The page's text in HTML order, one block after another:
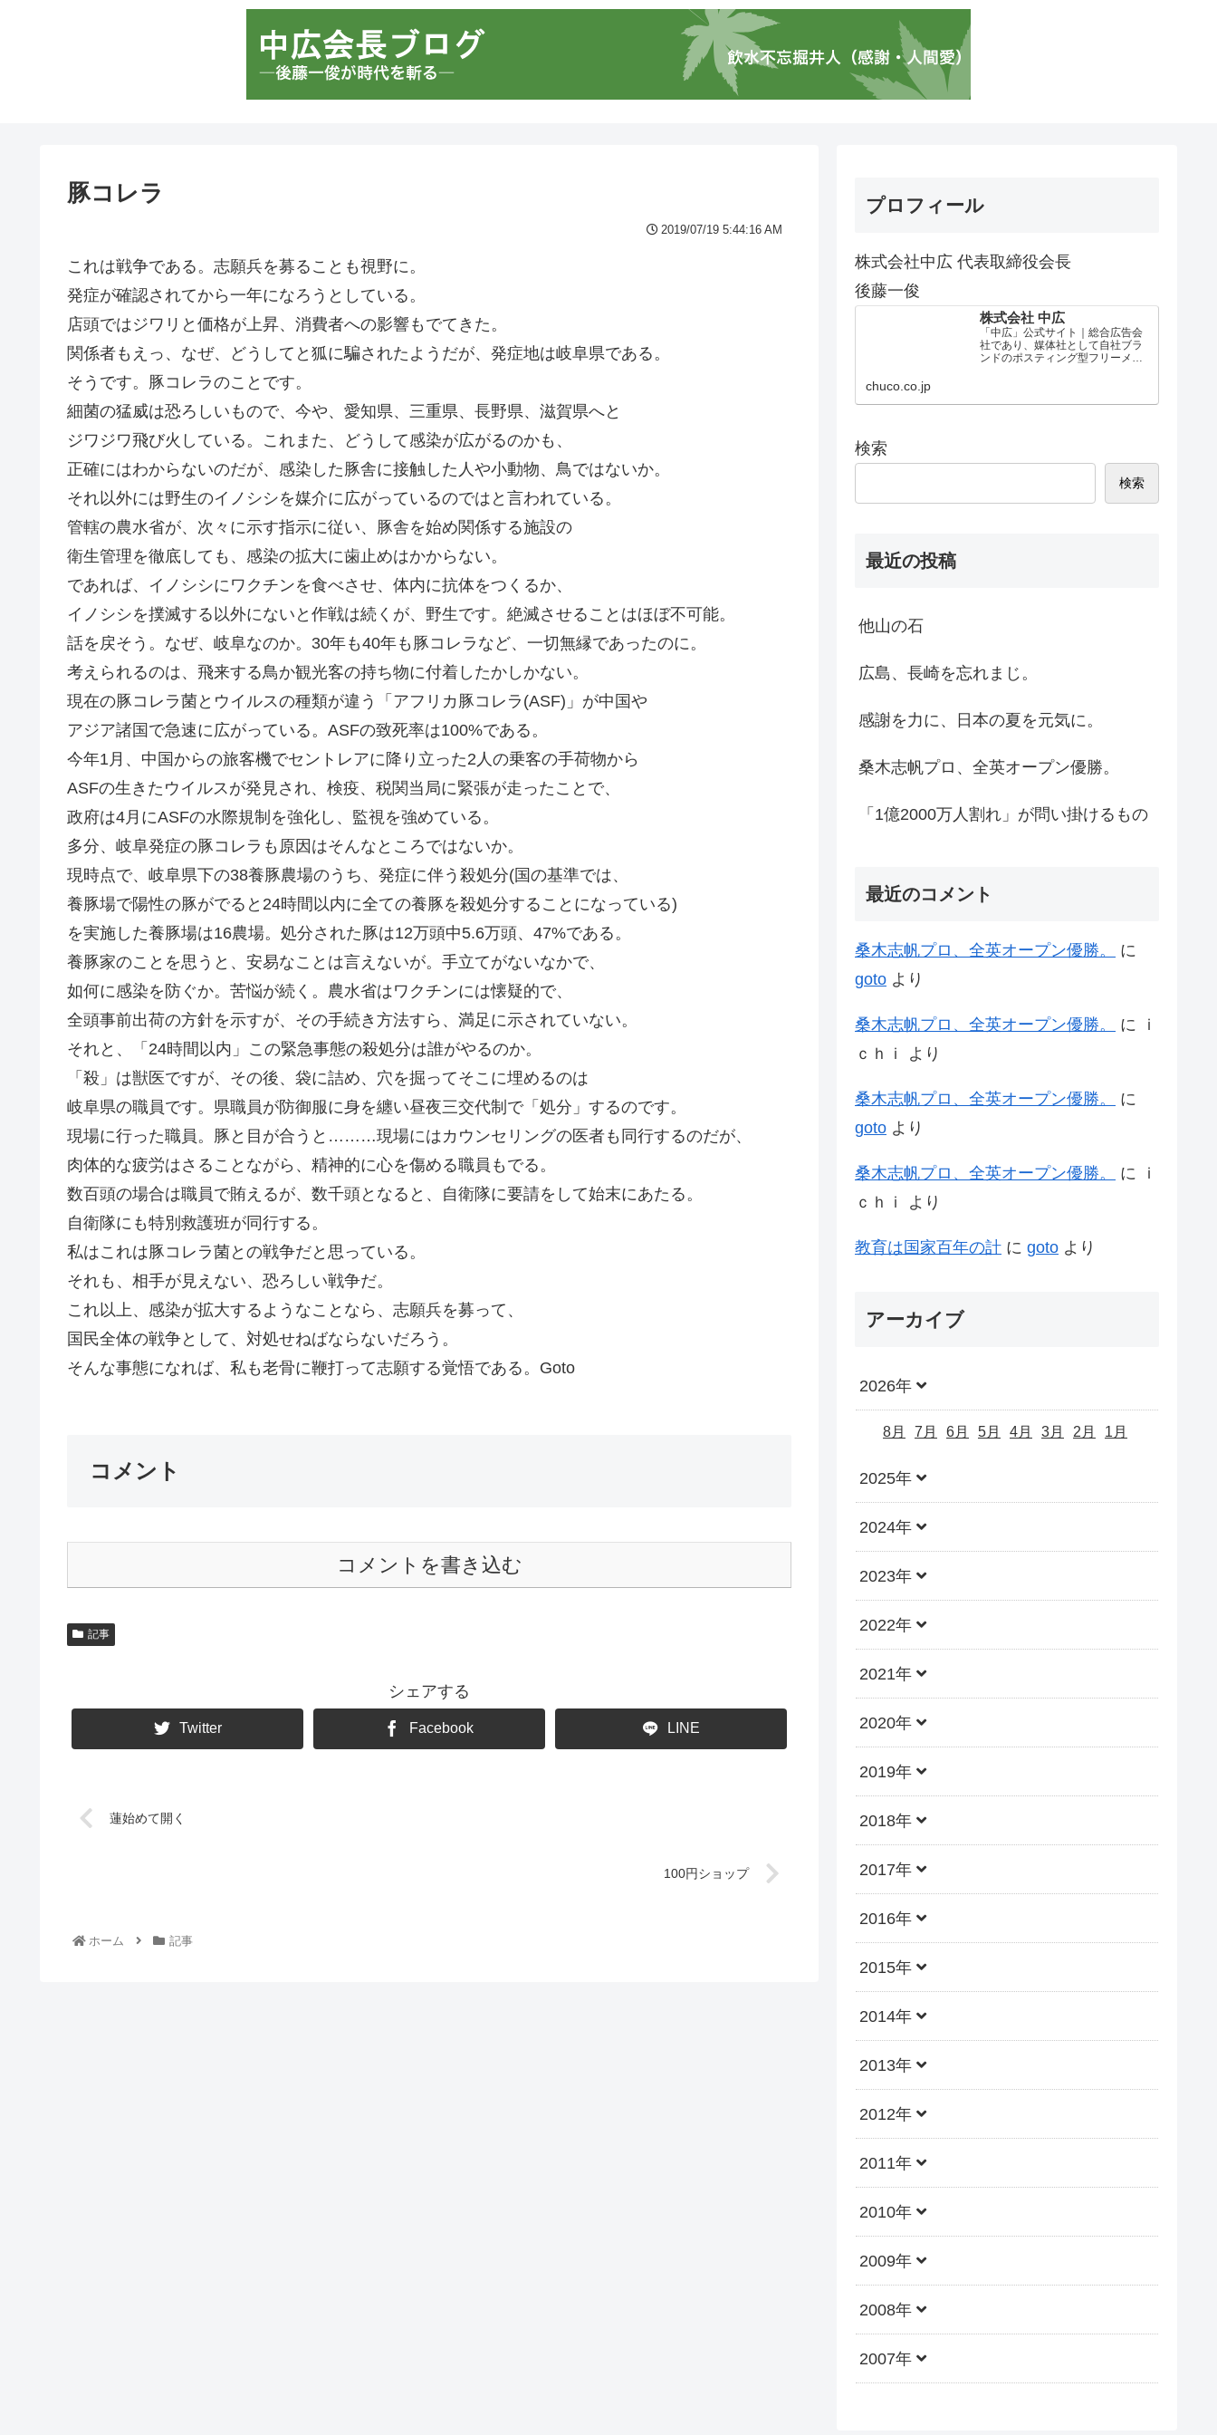
豚コレラ
2019/07/19 5:44:16 AM
これは戦争である。志願兵を募ることも視野に。
発症が確認されてから一年になろうとしている。
店頭ではジワリと価格が上昇、消費者への影響もでてきた。
関係者もえっ、なぜ、どうしてと狐に騙されたようだが、発症地は岐阜県である。
そうです。豚コレラのことです。
細菌の猛威は恐ろしいもので、今や、愛知県、三重県、長野県、滋賀県へと
ジワジワ飛び火している。これまた、どうして感染が広がるのかも、
正確にはわからないのだが、感染した豚舎に接触した人や小動物、鳥ではないか。
それ以外には野生のイノシシを媒介に広がっているのではと言われている。
管轄の農水省が、次々に示す指示に従い、豚舎を始め関係する施設の
衛生管理を徹底しても、感染の拡大に歯止めはかからない。
であれば、イノシシにワクチンを食べさせ、体内に抗体をつくるか、
イノシシを撲滅する以外にないと作戦は続くが、野生です。絶滅させることはほぼ不可能。
話を戻そう。なぜ、岐阜なのか。30年も40年も豚コレラなど、一切無縁であったのに。
考えられるのは、飛来する鳥か観光客の持ち物に付着したかしかない。
現在の豚コレラ菌とウイルスの種類が違う「アフリカ豚コレラ(ASF)」が中国や
アジア諸国で急速に広がっている。ASFの致死率は100%である。
今年1月、中国からの旅客機でセントレアに降り立った2人の乗客の手荷物から
ASFの生きたウイルスが発見され、検疫、税関当局に緊張が走ったことで、
政府は4月にASFの水際規制を強化し、監視を強めている。
多分、岐阜発症の豚コレラも原因はそんなところではないか。
現時点で、岐阜県下の38養豚農場のうち、発症に伴う殺処分(国の基準では、
養豚場で陽性の豚がでると24時間以内に全ての養豚を殺処分することになっている)
を実施した養豚場は16農場。処分された豚は12万頭中5.6万頭、47%である。
養豚家のことを思うと、安易なことは言えないが。手立てがないなかで、
如何に感染を防ぐか。苦悩が続く。農水省はワクチンには懐疑的で、
全頭事前出荷の方針を示すが、その手続き方法すら、満足に示されていない。
それと、「24時間以内」この緊急事態の殺処分は誰がやるのか。
「殺」は獣医ですが、その後、袋に詰め、穴を掘ってそこに埋めるのは
岐阜県の職員です。県職員が防御服に身を纏い昼夜三交代制で「処分」するのです。
現場に行った職員。豚と目が合うと………現場にはカウンセリングの医者も同行するのだが、
肉体的な疲労はさることながら、精神的に心を傷める職員もでる。
数百頭の場合は職員で賄えるが、数千頭となると、自衛隊に要請をして始末にあたる。
自衛隊にも特別救護班が同行する。
私はこれは豚コレラ菌との戦争だと思っている。
それも、相手が見えない、恐ろしい戦争だ。
これ以上、感染が拡大するようなことなら、志願兵を募って、
国民全体の戦争として、対処せねばならないだろう。
そんな事態になれば、私も老骨に鞭打って志願する覚悟である。Goto
コメント
コメントを書き込む
記事
シェアする
Twitter Facebook LINE
蓮始めて開く
100円ショップ
ホーム 記事
プロフィール
株式会社中広 代表取締役会長
後藤一俊
株式会社 中広
「中広」公式サイト｜総合広告会
社であり、媒体社として自社ブラ
ンドのポスティング型フリーメデ
chuco.co.jp
検索
検索
最近の投稿
他山の石
広島、長崎を忘れまじ。
感謝を力に、日本の夏を元気に。
桑木志帆プロ、全英オープン優勝。
「1億2000万人割れ」が問い掛けるもの
最近のコメント
桑木志帆プロ、全英オープン優勝。
に
goto より
桑木志帆プロ、全英オープン優勝。 に
ｉ
ｃｈｉ
より
桑木志帆プロ、全英オープン優勝。
に
goto より
桑木志帆プロ、全英オープン優勝。 に
ｉ
ｃｈｉ
より
教育は国家百年の計 に goto より
アーカイブ
2026年
8月 7月 6月 5月 4月 3月 2月 1月
2025年
2024年
2023年
2022年
2021年
2020年
2019年
2018年
2017年
2016年
2015年
2014年
2013年
2012年
2011年
2010年
2009年
2008年
2007年